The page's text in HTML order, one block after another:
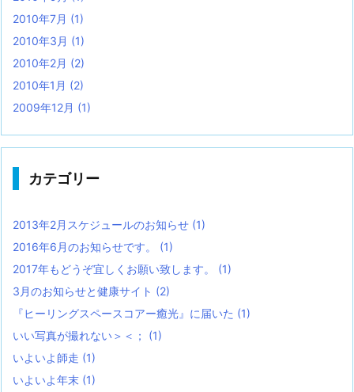
2010年7月 (1)
2010年3月 (1)
2010年2月 (2)
2010年1月 (2)
2009年12月 (1)
カテゴリー
2013年2月スケジュールのお知らせ (1)
2016年6月のお知らせです。 (1)
2017年もどうぞ宜しくお願い致します。 (1)
3月のお知らせと健康サイト (2)
『ヒーリングスペースコアー癒光』に届いた (1)
いい写真が撮れない＞＜； (1)
いよいよ師走 (1)
いよいよ年末 (1)